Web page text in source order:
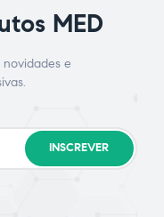
MED
e
INSCREVER